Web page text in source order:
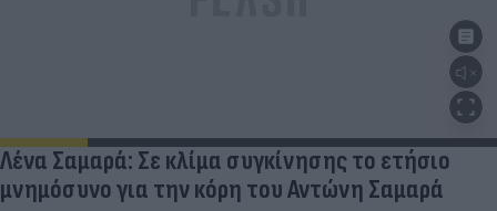
Λένα Σαμαρά: Σε κλίμα συγκίνησης το ετήσιο
μνημόσυνο για την κόρη του Αντώνη Σαμαρά